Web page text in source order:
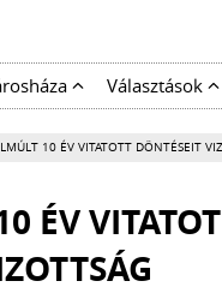
Választások
10 ÉV VITATOTT DÖNTÉSEIT
ÉV